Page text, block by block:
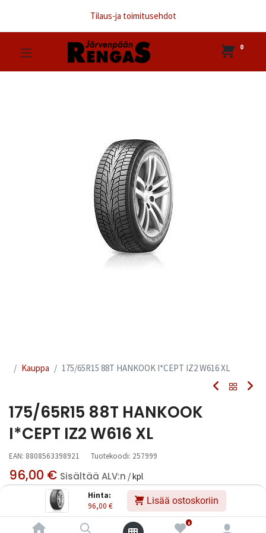
Hinta:
96,00 € Lisää ostoskoriin
0
Tilaus-ja toimitusehdot
0
Kauppa 175/65R15 88T HANKOOK I*CEPT IZ2 W616 XL
175/65R15 88T HANKOOK
I*CEPT IZ2 W616 XL
EAN: 8808563398921 Tuotekoodi: 257999
96,00 € Sisältää ALV:n / kpl
Toimittajilla (kotimaa):
Saatavilla
Toimitusaika:
0 arkipäivää